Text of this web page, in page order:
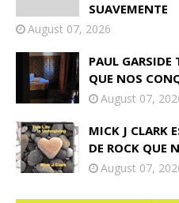
SUAVEMENTE
August 07, 2026
PAUL
QUE NOS
August 07,
MICK J CLARK
DE ROCK QUE
August 07,